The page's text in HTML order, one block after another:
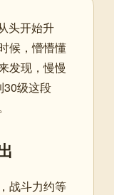
头开始升
候，懵懵懂
发现，慢慢
30级这段
战斗力约等